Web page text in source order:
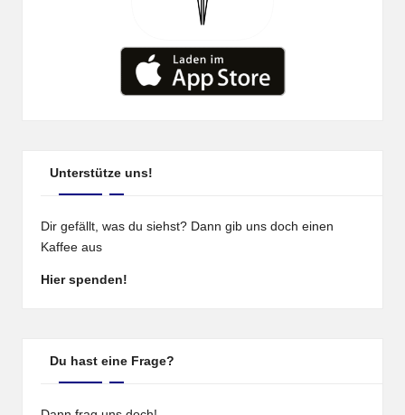
Unterstütze uns!
Dir gefällt, was du siehst? Dann gib uns doch einen
Kaffee aus
Hier spenden!
Du hast eine Frage?